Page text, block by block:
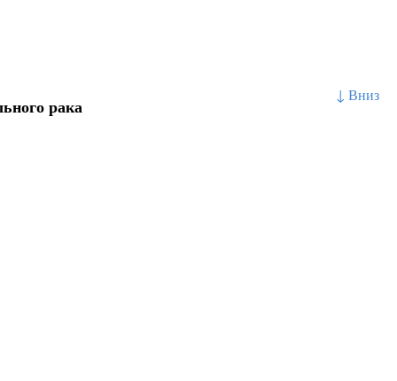
↓ Вниз
рака